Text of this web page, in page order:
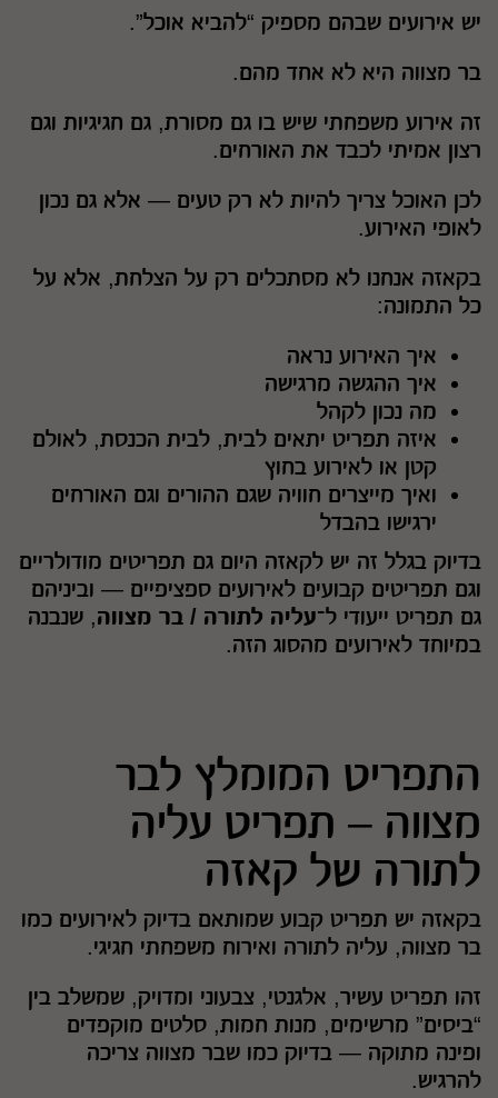
יש אירועים שבהם מספיק “להביא אוכל”.
בר מצווה היא לא אחד מהם.
זה אירוע משפחתי שיש בו גם מסורת, גם חגיגיות וגם
רצון אמיתי לכבד את האורחים.
לכן האוכל צריך להיות לא רק טעים — אלא גם נכון
לאופי האירוע.
בקאזה אנחנו לא מסתכלים רק על הצלחת, אלא על
כל התמונה:
איך האירוע נראה
איך ההגשה מרגישה
מה נכון לקהל
איזה תפריט יתאים לבית, לבית הכנסת, לאולם
קטן או לאירוע בחוץ
ואיך מייצרים חוויה שגם ההורים וגם האורחים
ירגישו בהבדל
בדיוק בגלל זה יש לקאזה היום גם תפריטים מודולריים
וגם תפריטים קבועים לאירועים ספציפיים — וביניהם
גם תפריט ייעודי ל־עליה לתורה / בר מצווה, שנבנה
במיוחד לאירועים מהסוג הזה.
התפריט המומלץ לבר
מצווה – תפריט עליה
לתורה של קאזה
בקאזה יש תפריט קבוע שמותאם בדיוק לאירועים כמו
בר מצווה, עליה לתורה ואירוח משפחתי חגיגי.
זהו תפריט עשיר, אלגנטי, צבעוני ומדויק, שמשלב בין
“ביסים” מרשימים, מנות חמות, סלטים מוקפדים
ופינה מתוקה — בדיוק כמו שבר מצווה צריכה
להרגיש.